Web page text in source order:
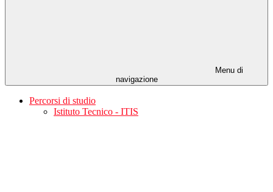
Menu di
navigazione
Percorsi di studio
Istituto Tecnico - ITIS